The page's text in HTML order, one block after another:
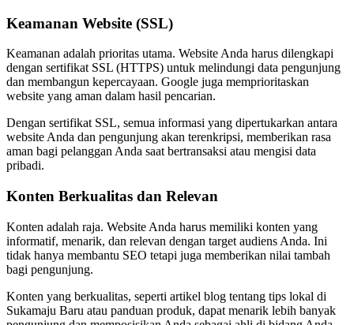
Keamanan Website (SSL)
Keamanan adalah prioritas utama. Website Anda harus dilengkapi
dengan sertifikat SSL (HTTPS) untuk melindungi data pengunjung
dan membangun kepercayaan. Google juga memprioritaskan
website yang aman dalam hasil pencarian.
Dengan sertifikat SSL, semua informasi yang dipertukarkan antara
website Anda dan pengunjung akan terenkripsi, memberikan rasa
aman bagi pelanggan Anda saat bertransaksi atau mengisi data
pribadi.
Konten Berkualitas dan Relevan
Konten adalah raja. Website Anda harus memiliki konten yang
informatif, menarik, dan relevan dengan target audiens Anda. Ini
tidak hanya membantu SEO tetapi juga memberikan nilai tambah
bagi pengunjung.
Konten yang berkualitas, seperti artikel blog tentang tips lokal di
Sukamaju Baru atau panduan produk, dapat menarik lebih banyak